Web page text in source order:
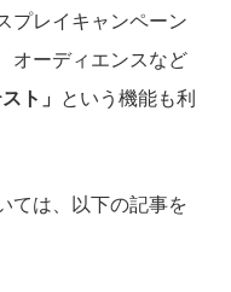
プレイキャンペーン
オーディエンスなど
ト」
という機能も利
ては、以下の記事を